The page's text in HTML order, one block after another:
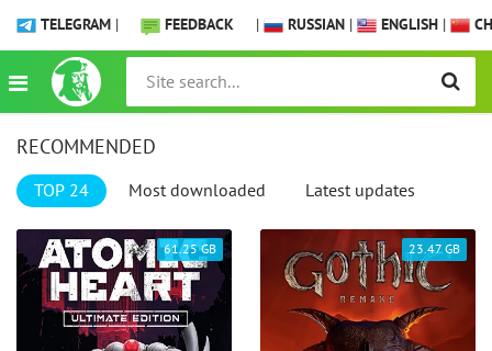
TELEGRAM | FEEDBACK | RUSSIAN | ENGLISH |
RECOMMENDED
TOP 24 Most downloaded Latest updates
61.25 GB 23.47 GB